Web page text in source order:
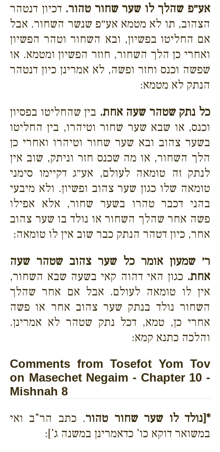
אע״פ שהלך לו שער שחור טהור. דכיון דנטהר
הצהוב, תו לא מטמא אע״פ שנשר השחור. אבל
אם החליטו בפשיון, ובא השחור וטהר הפשיון
ואחרי כן הלך השחור, חוזר הפשיון ומטמא. או
שפשה וכנס וחזר ופשה, לא אמרינן כיון דנטהר
הנתק לא מטמא:
כל נתק שטהר שעה אחת. בין שהחליטו בפסיון
וכנס, או שבא שער שחור וטיהרו, בין החליטו
בשער צהוב ובא שער שחור וטיהרו ואחרי כן
הלך השחור, או מה שכנס חזר וניתק, שוב אין
לנתק זה טומאה לעולם, אע״ג דקיימו סימני
טומאה שלו כגון שער צהוב ופשיון. ולא מיבעי
בהני דכבר טהרו בשער שחור, אלא אפילו
פשה אחר שהלך השחור או נולד בו שער צהוב
אחר, כיון דטהר הנתק כבר שוב אין לו טומאה:
ר׳ שמעון אומר כל שער צהוב שטהר שעה
אחת. כגון האי דהוה קאי בשעה שבא השחור,
אין לו טומאה לעולם. אבל אם אחר שהלך
השחור נולד בנתק שער צהוב אחר או פשה
אחרי כן, טמא, דכל נתק שטהר לא אמרינן.
והלכה כתנא קמא:
Comments from Tosefot Yom Tov
on Masechet Negaim - Chapter 10 -
Mishnah 8
*[נולד לו שער שחור טהור. כתב הר"ב ואי
במשואר דוקא כו' כדאמרינן במשנה ג']: